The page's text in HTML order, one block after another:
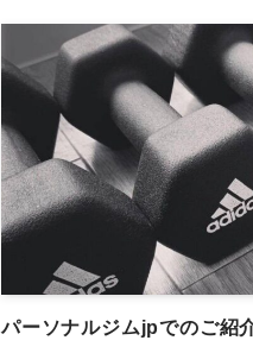
パーソナルジムjpでのご紹